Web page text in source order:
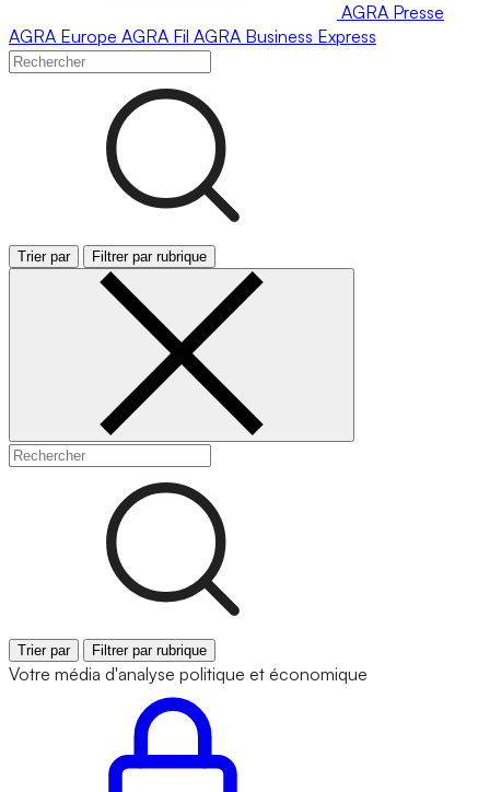
AGRA Presse
AGRA Europe AGRA Fil AGRA Business Express
Trier par Filtrer par rubrique
Trier par Filtrer par rubrique
Votre média d'analyse politique et économique